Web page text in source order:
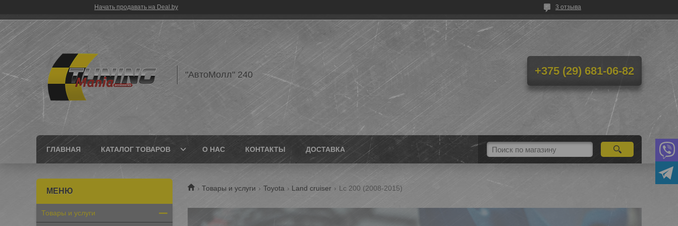
Начать продавать на Deal.by 3 отзыва
"АвтоМолл" 240 +375 (29) 681-06-82
ГЛАВНАЯ КАТАЛОГ ТОВАРОВ О НАС КОНТАКТЫ ДОСТАВКА
Товары и услуги Toyota Land cruiser Lc 200 (2008-2015)
Товары и услуги